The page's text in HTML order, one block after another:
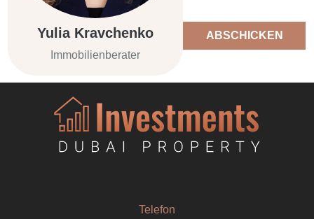
Yulia Kravchenko
Immobilienberater
ABSCHICKEN
Telefon